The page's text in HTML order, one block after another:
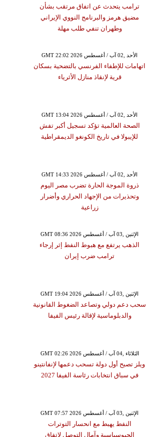
ترامب يتحدث عن اتفاق مرتقب بشأن
مضيق هرمز والبرنامج النووي الإيراني
وطهران تنفي طلب مهلة
GMT 22:02 2026 الأحد ,02 آب / أغسطس
اتهامات للإطفاء الفرنسي بالتضحية بسكان
قرية لإنقاذ منازل الأثرياء
GMT 13:04 2026 الأحد ,02 آب / أغسطس
الصحة العالمية تؤكد تسجيل أكبر تفش
للإيبولا في تاريخ الكونغو الديمقراطية
GMT 14:33 2026 الأحد ,02 آب / أغسطس
ذروة الموجة الحارة تضرب مصر اليوم
وتحذيرات من الإجهاد الحراري وأضرار
زراعية
GMT 08:36 2026 الإثنين ,03 آب / أغسطس
الذهب يرتفع مع هبوط النفط إثر إرجاء
ترامب ضرب إيران
GMT 19:04 2026 الإثنين ,03 آب / أغسطس
سحب دعم دولي وتصاعد الضغوط القانونية
والدبلوماسية لإقالة رئيس الفيفا
GMT 02:26 2026 الثلاثاء ,04 آب / أغسطس
ويلز تصبح أول دولة تسحب دعمها لإنفانتينو
في سباق انتخابات رئاسة الفيفا 2027
GMT 07:57 2026 الإثنين ,03 آب / أغسطس
النفط يهبط مع انحسار التوترات
الجيوسياسية وآمال التوصل لاتفاق